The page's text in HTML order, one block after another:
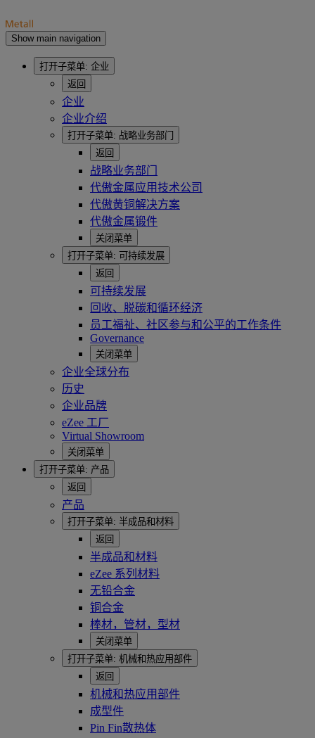
Show main navigation
打开子菜单: 企业
返回
企业
企业介绍
打开子菜单: 战略业务部门
返回
战略业务部门
代傲金属应用技术公司
代傲黄铜解决方案
代傲金属锻件
关闭菜单
打开子菜单: 可持续发展
返回
可持续发展
回收、脱碳和循环经济
员工福祉、社区参与和公平的工作条件
Governance
关闭菜单
企业全球分布
历史
企业品牌
eZee 工厂
Virtual Showroom
关闭菜单
打开子菜单: 产品
返回
产品
打开子菜单: 半成品和材料
返回
半成品和材料
eZee 系列材料
无铅合金
铜合金
棒材，管材，型材
关闭菜单
打开子菜单: 机械和热应用部件
返回
机械和热应用部件
成型件
Pin Fin散热体